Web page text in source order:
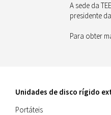
A sede da
presidente
Para obter
Unidades de disco rígido
Portáteis